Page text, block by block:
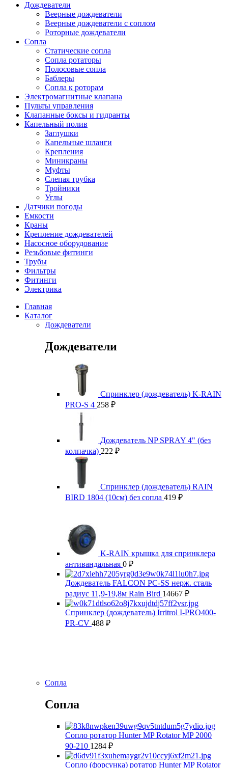
Дождеватели
Веерные дождеватели
Веерные дождеватели с соплом
Роторные дождеватели
Сопла
Статические сопла
Сопла ротаторы
Полосовые сопла
Баблеры
Сопла к роторам
Электромагнитные клапана
Пульты управления
Клапанные боксы и гидранты
Капельный полив
Заглушки
Капельные шланги
Крепления
Миникраны
Муфты
Слепая трубка
Тройники
Углы
Датчики погоды
Емкости
Краны
Крепление дождевателей
Насосное оборудование
Резьбовые фитинги
Трубы
Фильтры
Фитинги
Электрика
Главная
Каталог
Дождеватели
Дождеватели
Спринклер (дождеватель) K-RAIN
PRO-S 4 258 ₽
Дождеватель NP SPRAY 4" (без
колпачка) 222 ₽
Спринклер (дождеватель) RAIN
BIRD 1804 (10см) без сопла 419 ₽
K-RAIN крышка для спринклера
антивандальная 0 ₽
Дождеватель FALCON PC-SS нерж. сталь
радиус 11,9-19,8м Rain Bird 14667 ₽
Спринклер (дождеватель) Irritrol I-PRO400-
PR-CV 488 ₽
Сопла
Сопла
Сопло ротатор Hunter MP Rotator MP 2000
90-210 1284 ₽
Сопло (форсунка) ротатор Hunter MP Rotator